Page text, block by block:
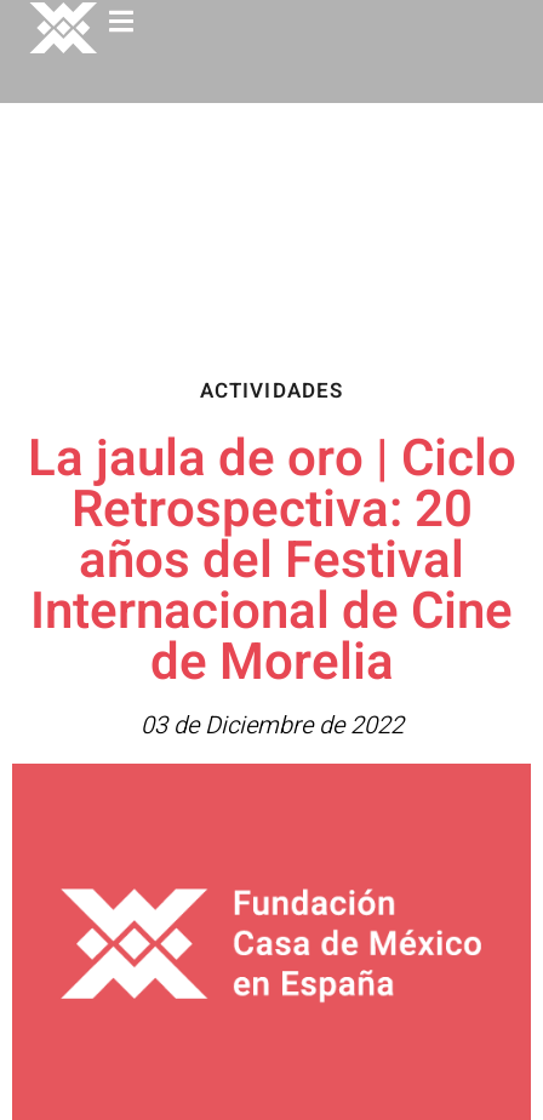
ACTIVIDADES
La jaula de oro | Ciclo
Retrospectiva: 20
años del Festival
Internacional de Cine
de Morelia
03 de Diciembre de 2022